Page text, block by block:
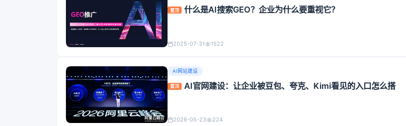
置顶 什么是AI搜索GEO？企业为什么要重视它？
2025-07-31 1522
AI网站建设
置顶 AI官网建设：让企业被豆包、夸克、Kimi看见的入口怎么搭
2026-05-23 224